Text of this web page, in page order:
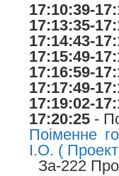
17:10:39-
17:13:35-
17:14:43-
17:15:49-
17:16:59-
17:17:49-
17:19:02-
17:20:25 -
Поіменне
І.О. (
За-222